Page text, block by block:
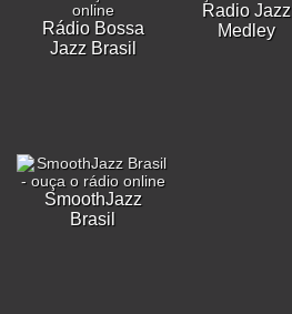
Rádio Bossa
Jazz Brasil
Radio Jazz
Medley
SmoothJazz
Brasil